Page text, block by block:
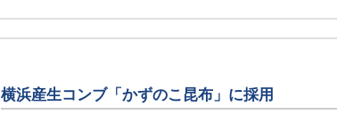
横浜産生コンブ「かずのこ昆布」に採用